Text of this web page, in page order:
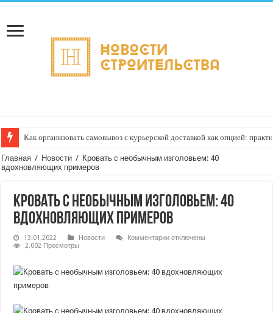
Как организовать самовывоз с курьерской доставкой как опцией:
Доставка грузов на выставки и ярмарки: планирование и документы —
Главная / Новости / Кровать с необычным изголовьем: 40
вдохновляющих примеров
Кровать с необычным изголовьем: 40
вдохновляющих примеров
13.01.2022 Новости Комментариик
изголовьем:
40
отключены
2,002 Просмотры